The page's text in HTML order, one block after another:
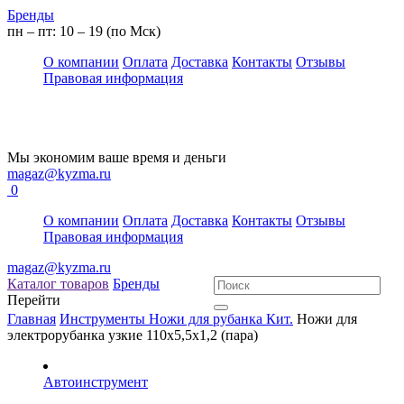
Бренды
пн – пт: 10 – 19 (по Мск)
О компании Оплата Доставка Контакты Отзывы
Правовая информация
Мы экономим ваше время и деньги
magaz@kyzma.ru
0
О компании Оплата Доставка Контакты Отзывы
Правовая информация
magaz@kyzma.ru
Каталог товаров Бренды
Перейти
Главная Инструменты Ножи для рубанка Кит. Ножи для
электрорубанка узкие 110х5,5х1,2 (пара)
Автоинструмент